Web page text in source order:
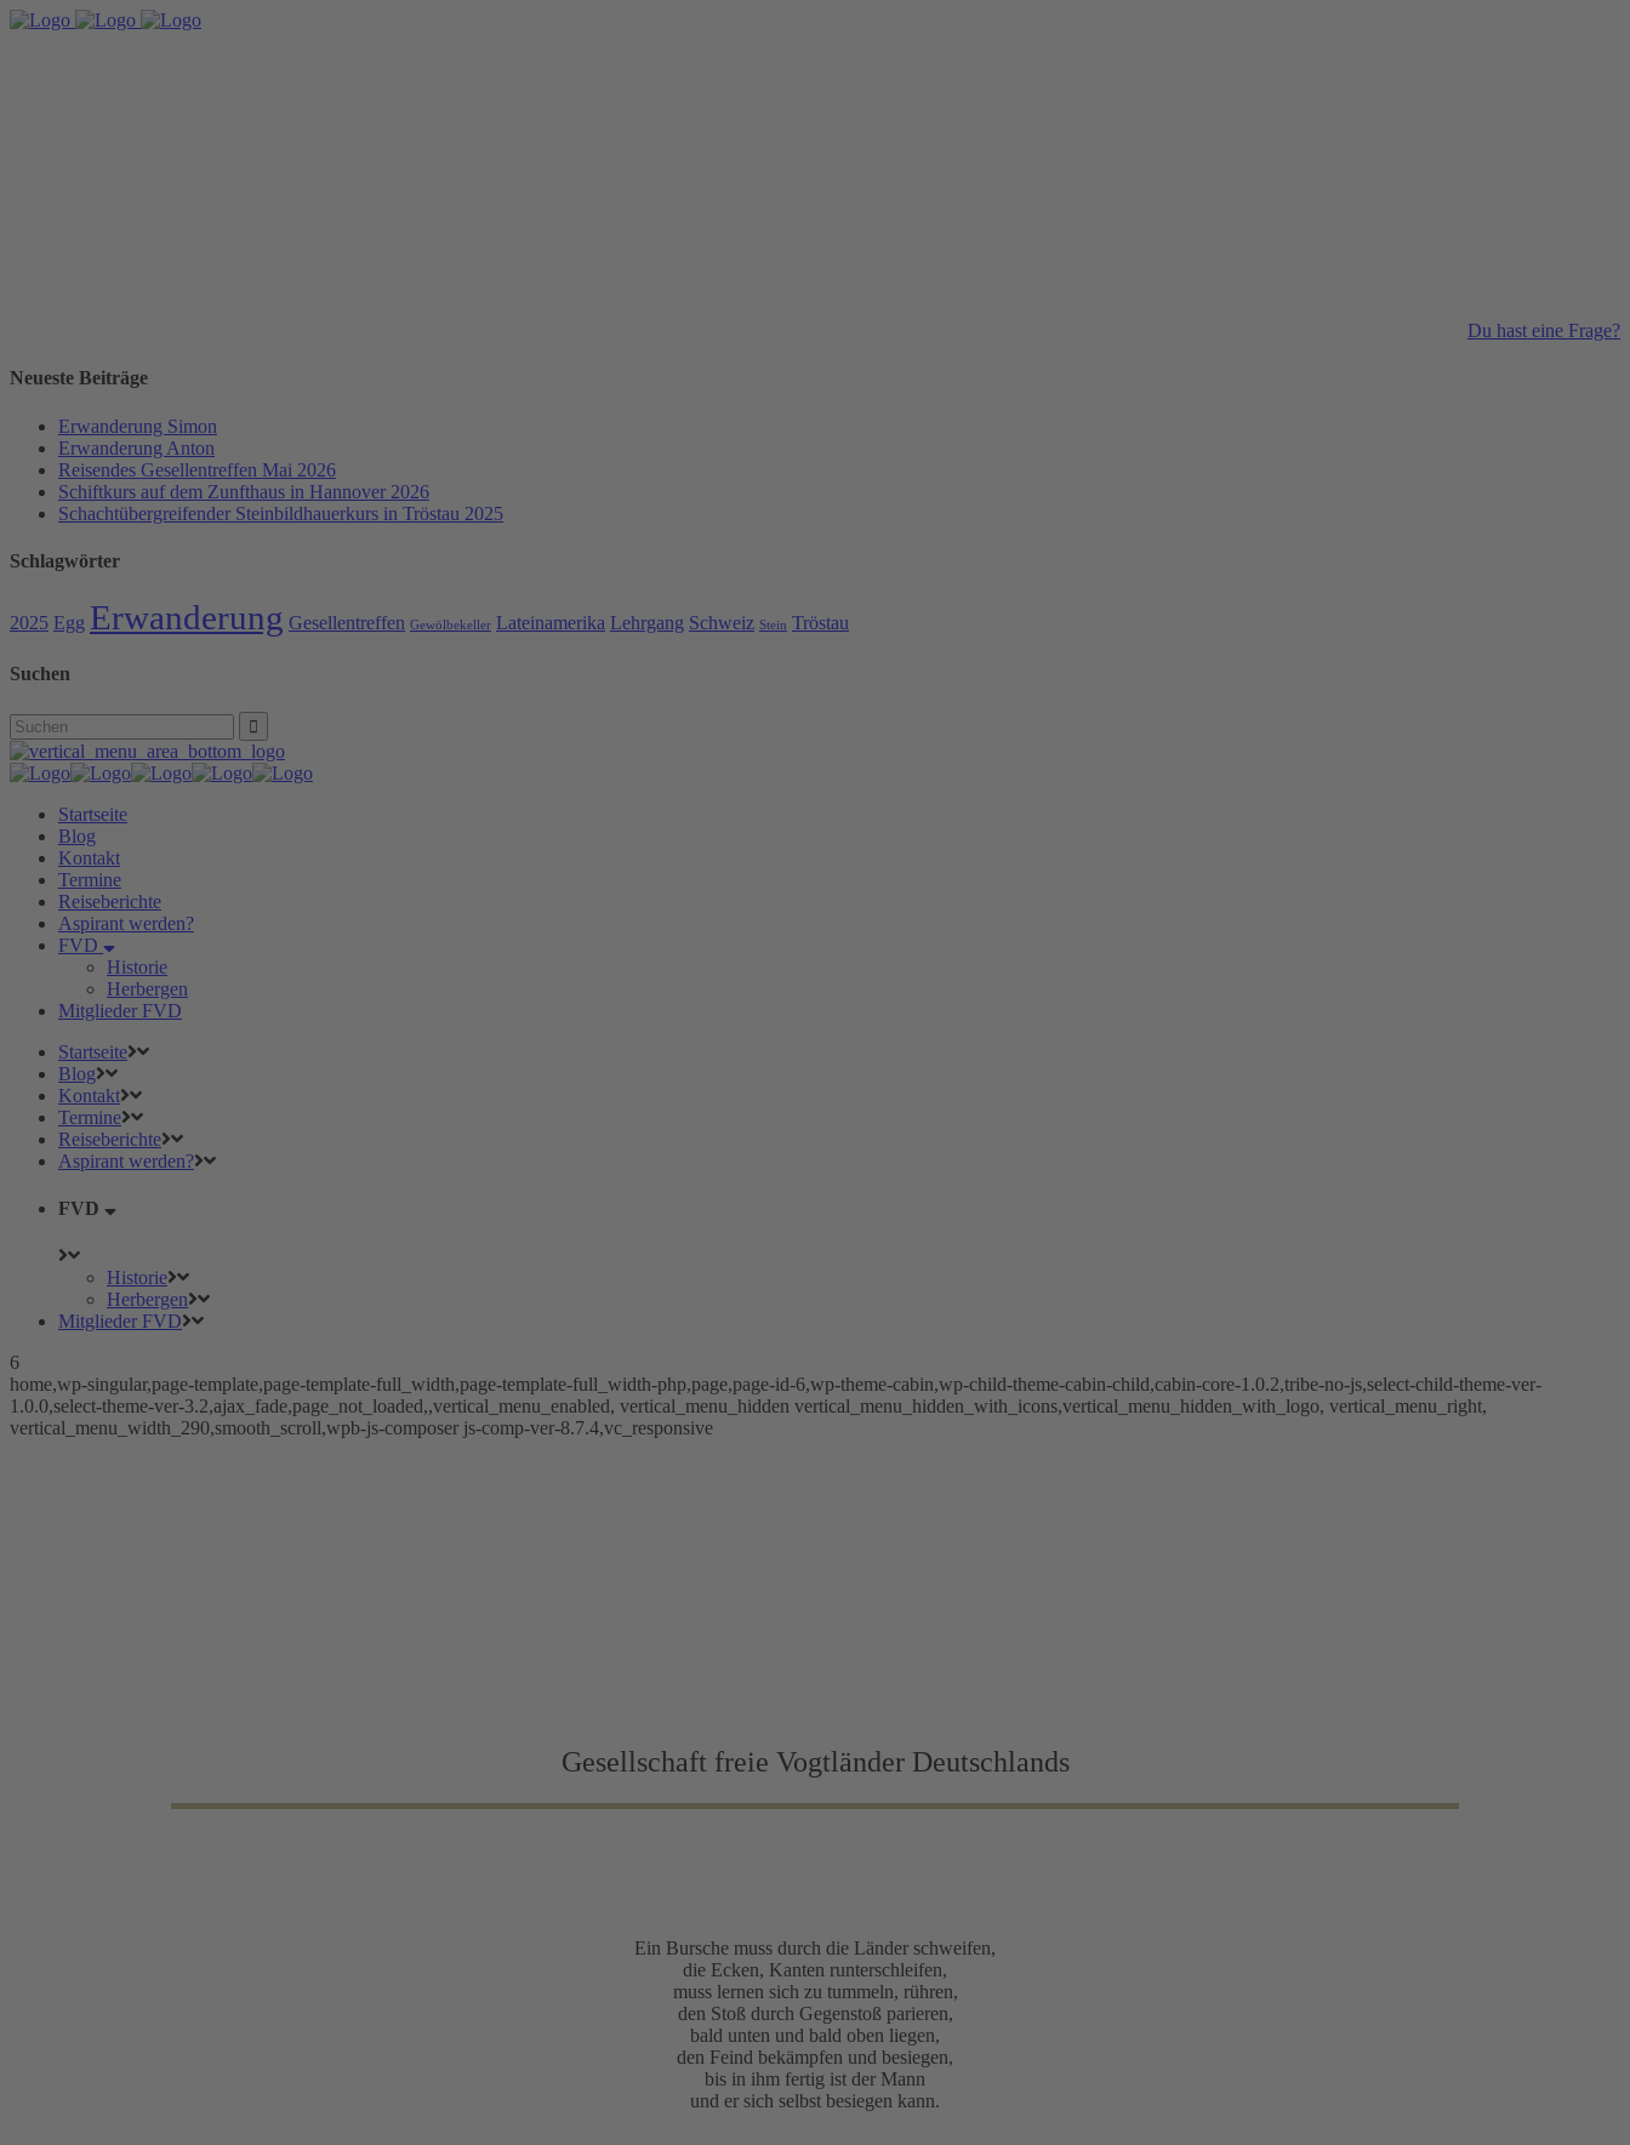
Du hast eine Frage?
Neueste Beiträge
Erwanderung Simon
Erwanderung Anton
Reisendes Gesellentreffen Mai 2026
Schiftkurs auf dem Zunfthaus in Hannover 2026
Schachtübergreifender Steinbildhauerkurs in Tröstau 2025
Schlagwörter
2025 Egg Erwanderung Gesellentreffen Gewölbekeller Lateinamerika Lehrgang Schweiz Stein Tröstau
Suchen
Search
for:
Startseite
Blog
Kontakt
Termine
Reiseberichte
Aspirant werden?
FVD
Historie
Herbergen
Mitglieder FVD
Startseite
Blog
Kontakt
Termine
Reiseberichte
Aspirant werden?
FVD
Historie
Herbergen
Mitglieder FVD
6
home,wp-singular,page-template,page-template-full_width,page-template-full_width-php,page,page-id-6,wp-theme-cabin,wp-child-theme-cabin-child,cabin-core-1.0.2,tribe-no-js,select-child-theme-ver-
1.0.0,select-theme-ver-3.2,ajax_fade,page_not_loaded,,vertical_menu_enabled, vertical_menu_hidden vertical_menu_hidden_with_icons,vertical_menu_hidden_with_logo, vertical_menu_right,
vertical_menu_width_290,smooth_scroll,wpb-js-composer js-comp-ver-8.7.4,vc_responsive
Gesellschaft freie Vogtländer Deutschlands
Ein Bursche muss durch die Länder schweifen,
die Ecken, Kanten runterschleifen,
muss lernen sich zu tummeln, rühren,
den Stoß durch Gegenstoß parieren,
bald unten und bald oben liegen,
den Feind bekämpfen und besiegen,
bis in ihm fertig ist der Mann
und er sich selbst besiegen kann.